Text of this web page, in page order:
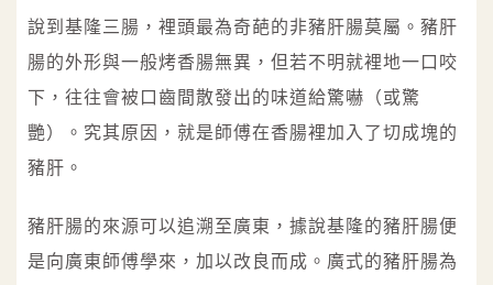
說到基隆三腸，裡頭最為奇葩的非豬肝腸莫屬。豬肝
腸的外形與一般烤香腸無異，但若不明就裡地一口咬
下，往往會被口齒間散發出的味道給驚嚇（或驚
艷）。究其原因，就是師傅在香腸裡加入了切成塊的
豬肝。
豬肝腸的來源可以追溯至廣東，據說基隆的豬肝腸便
是向廣東師傅學來，加以改良而成。廣式的豬肝腸為